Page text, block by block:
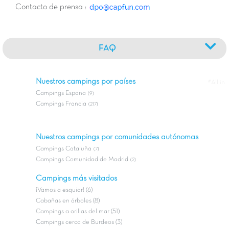
Contacto de prensa :
FAQ
Nuestros campings por países
Campings Espana (9)
Campings Francia (217)
Nuestros campings por comunidades autónomas
Campings Cataluña (7)
Campings Comunidad de Madrid (2)
Campings más visitados
¡Vamos a esquiar! (6)
Cabañas en árboles (8)
Campings a orillas del mar (51)
Campings cerca de Burdeos (3)